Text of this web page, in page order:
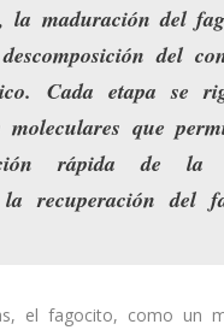
la maduración del
del
Cada etapa se
moleculares que
rápida de la
recuperación del
el fagocito, como un